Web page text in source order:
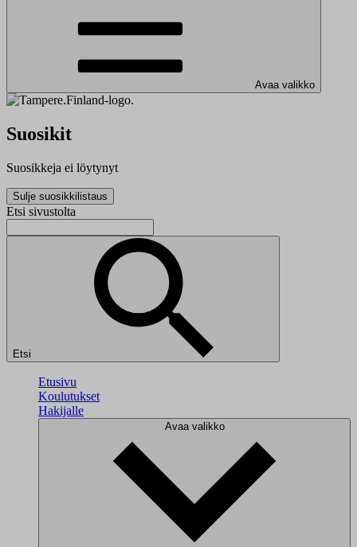
Avaa valikko
Suosikit
Suosikkeja ei löytynyt
Sulje suosikkilistaus
Etsi sivustolta
Etsi
Etusivu
Koulutukset
Hakijalle
Avaa valikko